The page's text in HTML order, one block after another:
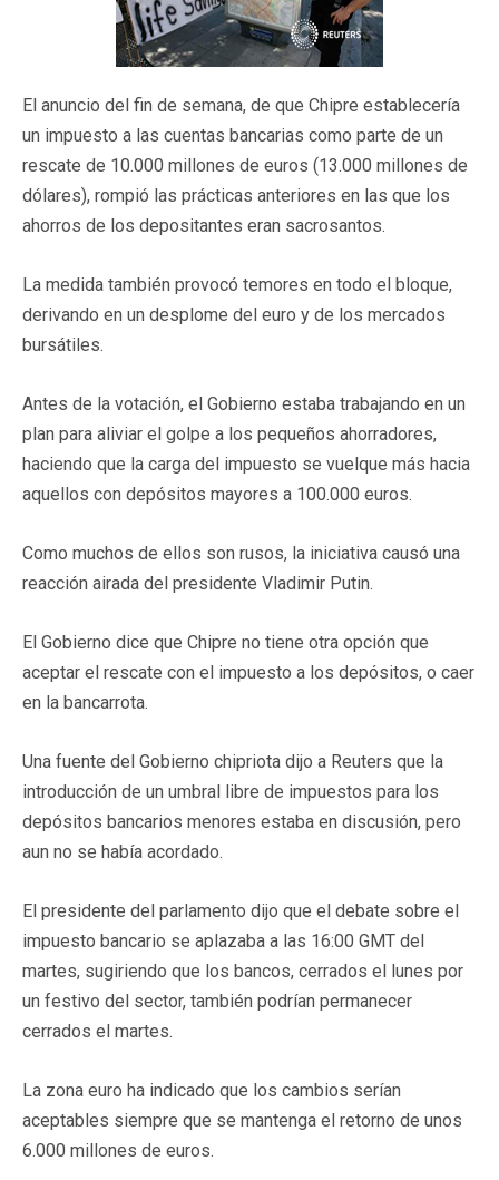
El anuncio del fin de semana, de que Chipre establecería
un impuesto a las cuentas bancarias como parte de un
rescate de 10.000 millones de euros (13.000 millones de
dólares), rompió las prácticas anteriores en las que los
ahorros de los depositantes eran sacrosantos.
La medida también provocó temores en todo el bloque,
derivando en un desplome del euro y de los mercados
bursátiles.
Antes de la votación, el Gobierno estaba trabajando en un
plan para aliviar el golpe a los pequeños ahorradores,
haciendo que la carga del impuesto se vuelque más hacia
aquellos con depósitos mayores a 100.000 euros.
Como muchos de ellos son rusos, la iniciativa causó una
reacción airada del presidente Vladimir Putin.
El Gobierno dice que Chipre no tiene otra opción que
aceptar el rescate con el impuesto a los depósitos, o caer
en la bancarrota.
Una fuente del Gobierno chipriota dijo a Reuters que la
introducción de un umbral libre de impuestos para los
depósitos bancarios menores estaba en discusión, pero
aun no se había acordado.
El presidente del parlamento dijo que el debate sobre el
impuesto bancario se aplazaba a las 16:00 GMT del
martes, sugiriendo que los bancos, cerrados el lunes por
un festivo del sector, también podrían permanecer
cerrados el martes.
La zona euro ha indicado que los cambios serían
aceptables siempre que se mantenga el retorno de unos
6.000 millones de euros.